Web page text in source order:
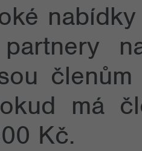
má
Kč.